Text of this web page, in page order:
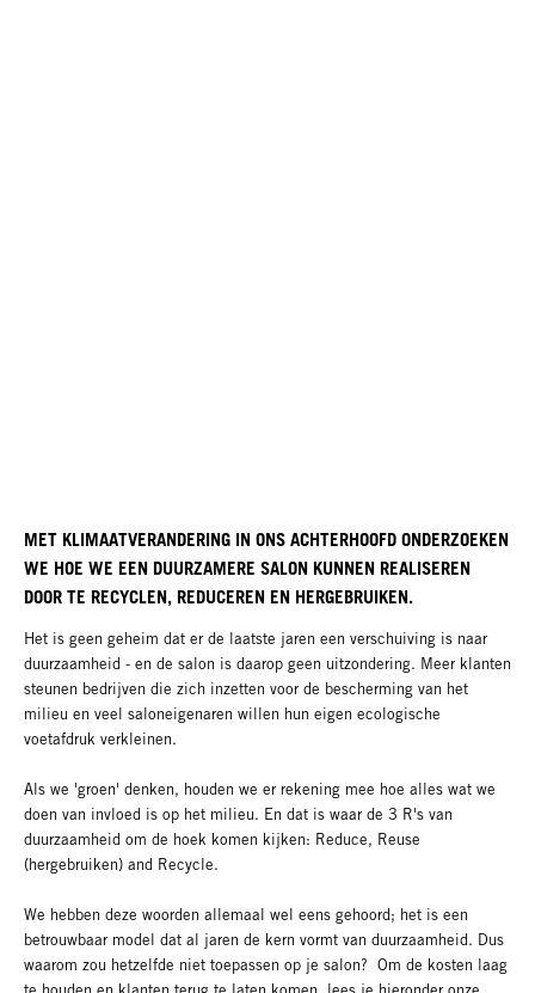
MET KLIMAATVERANDERING IN ONS ACHTERHOOFD ONDERZOEKEN
WE HOE WE EEN DUURZAMERE SALON KUNNEN REALISEREN
DOOR TE RECYCLEN, REDUCEREN EN HERGEBRUIKEN.
Het is geen geheim dat er de laatste jaren een verschuiving is naar
duurzaamheid - en de salon is daarop geen uitzondering. Meer klanten
steunen bedrijven die zich inzetten voor de bescherming van het
milieu en veel saloneigenaren willen hun eigen ecologische
voetafdruk verkleinen.
Als we 'groen' denken, houden we er rekening mee hoe alles wat we
doen van invloed is op het milieu. En dat is waar de 3 R's van
duurzaamheid om de hoek komen kijken: Reduce, Reuse
(hergebruiken) and Recycle.
We hebben deze woorden allemaal wel eens gehoord; het is een
betrouwbaar model dat al jaren de kern vormt van duurzaamheid. Dus
waarom zou hetzelfde niet toepassen op je salon? Om de kosten laag